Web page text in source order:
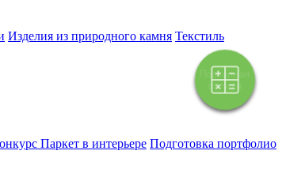
Поэтапная
оплата
Изделия из природного камня Текстиль
Паркет в интерьере Подготовка портфолио